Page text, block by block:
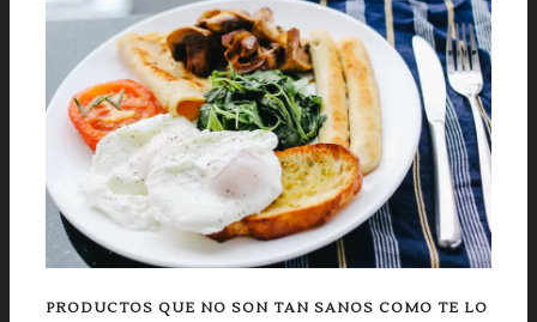
PRODUCTOS QUE NO SON TAN SANOS COMO TE LO